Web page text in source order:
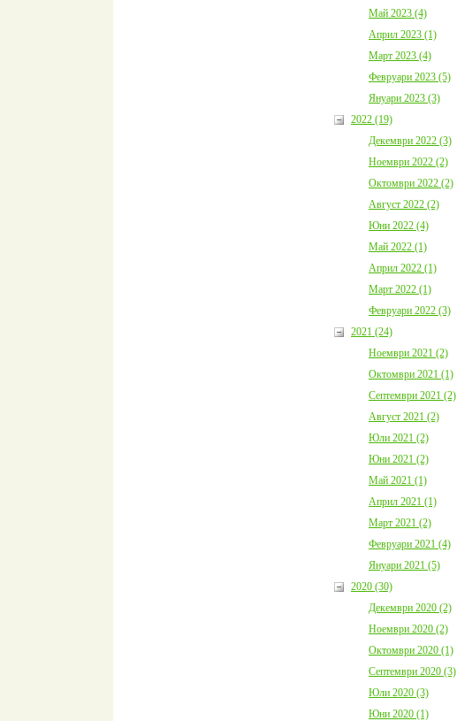
Май 2023 (4)
Април 2023 (1)
Март 2023 (4)
Февруари 2023 (5)
Януари 2023 (3)
2022 (19)
Декември 2022 (3)
Ноември 2022 (2)
Октомври 2022 (2)
Август 2022 (2)
Юни 2022 (4)
Май 2022 (1)
Април 2022 (1)
Март 2022 (1)
Февруари 2022 (3)
2021 (24)
Ноември 2021 (2)
Октомври 2021 (1)
Септември 2021 (2)
Август 2021 (2)
Юли 2021 (2)
Юни 2021 (2)
Май 2021 (1)
Април 2021 (1)
Март 2021 (2)
Февруари 2021 (4)
Януари 2021 (5)
2020 (30)
Декември 2020 (2)
Ноември 2020 (2)
Октомври 2020 (1)
Септември 2020 (3)
Юли 2020 (3)
Юни 2020 (1)